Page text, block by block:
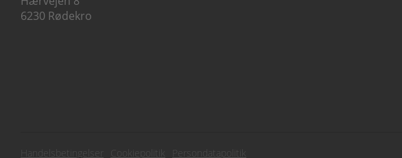
6230 Rødekro
Subfooter
Handelsbetingelser Cookiepolitik Persondatapolitik